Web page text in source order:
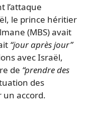
l’attaque
le prince héritier
(MBS) avait
“jour après jour”
avec Israël,
de “prendre des
des
un accord.